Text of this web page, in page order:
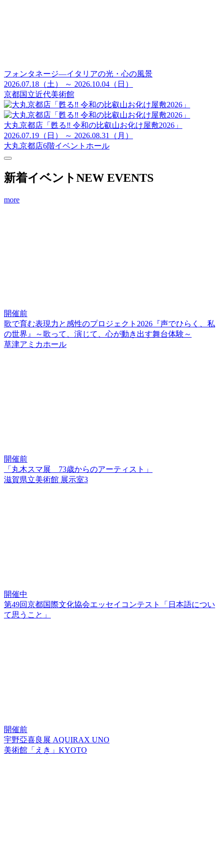
フォンタネージ—イタリアの光・心の風景
2026.07.18（土） ～ 2026.10.04（日）
京都国立近代美術館
大丸京都店「甦る‼ 令和の比叡山お化け屋敷2026」
2026.07.19（日） ～ 2026.08.31（月）
大丸京都店6階イベントホール
新着イベントNEW EVENTS
more
開催前
歌で育む表現力と感性のプロジェクト2026『声でひらく、私
の世界』～歌って、演じて、心が動き出す舞台体験～
草津アミカホール
開催前
「丸木スマ展 73歳からのアーティスト」
滋賀県立美術館 展示室3
開催中
第49回京都国際文化協会エッセイコンテスト「日本語につい
て思うこと」
開催前
宇野亞喜良展 AQUIRAX UNO
美術館「えき」KYOTO